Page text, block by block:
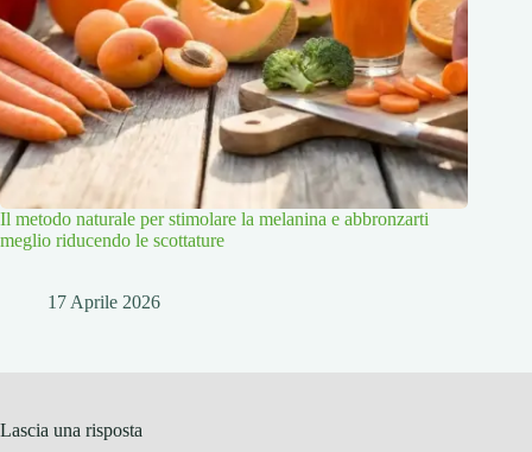
Il metodo naturale per stimolare la melanina e abbronzarti
meglio riducendo le scottature
17 Aprile 2026
Lascia una risposta